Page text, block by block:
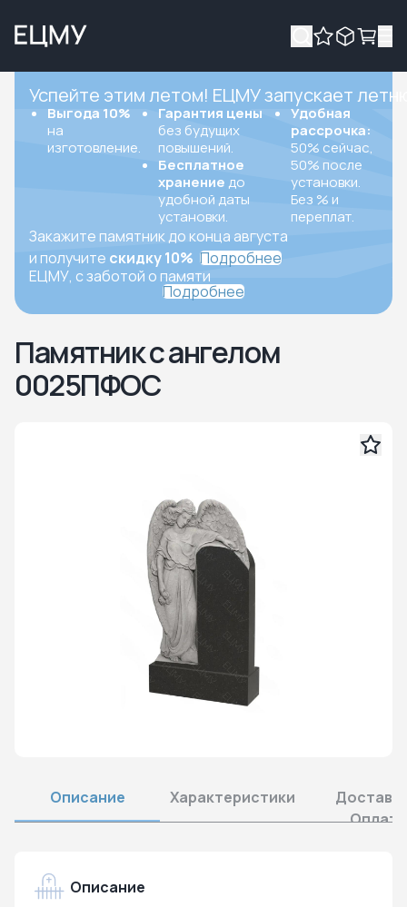
Успейте этим летом! ЕЦМУ запускает
Выгода 10%
на
изготовление.
Гарантия цены
без будущих
повышений.
Бесплатное
хранение до
удобной даты
установки.
Удобная
рассрочка:
50% сейчас,
50% после
установки.
Без % и
переплат.
Закажите памятник до конца августа
и получите скидку 10% Подробнее
ЕЦМУ, с заботой о памяти
Подробнее
Памятник с ангелом
0025ПФОС
Описание Характеристики
Оплата
Описание